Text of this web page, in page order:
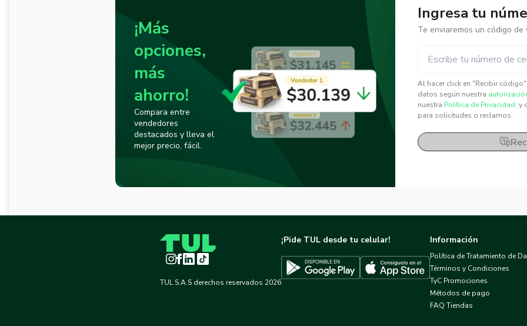
¡Más
opciones,
más
ahorro!
Compara entre
vendedores
destacados y lleva el
mejor precio, fácil.
Ingresa tu
Te enviaremos un código de
Al hacer click en "Recibir
datos según nuestra
nuestra Política de Privacidad. y
para solicitudes o reclamos.
Instagram
Facebook
LinkedInTikTok
TUL S.A.S derechos reservados 2026
¡Pide TUL desde tu celular!
Descargar TUL en Google PlayDescargar TUL en App Store
Información
Política de Tratamiento de
Términos y Condiciones
TyC Promociones
Métodos de pago
FAQ Tiendas